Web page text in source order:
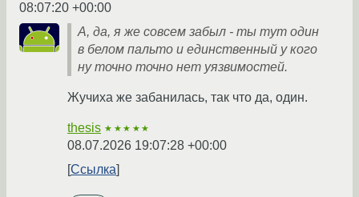
08:07:20 +00:00
А, да, я же совсем забыл - ты тут один
в белом пальто и единственный у кого
ну точно точно нет уязвимостей.
Жучиха же забанилась, так что да, один.
thesis ★★★★★
08.07.2026 19:07:28 +00:00
Ссылка